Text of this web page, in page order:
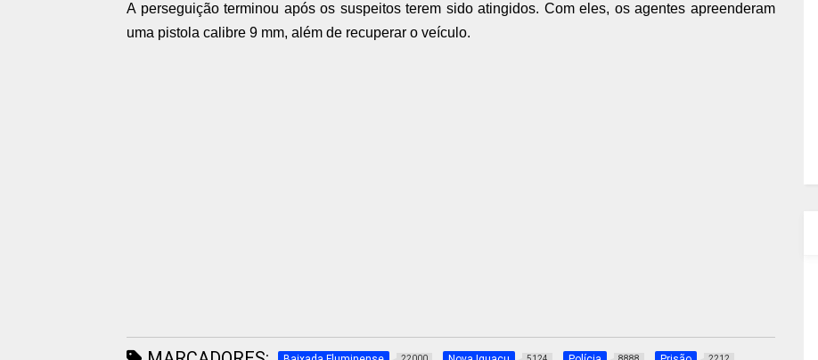
A perseguição terminou após os suspeitos terem sido atingidos. Com eles, os agentes apreenderam
uma pistola calibre 9 mm, além de recuperar o veículo.